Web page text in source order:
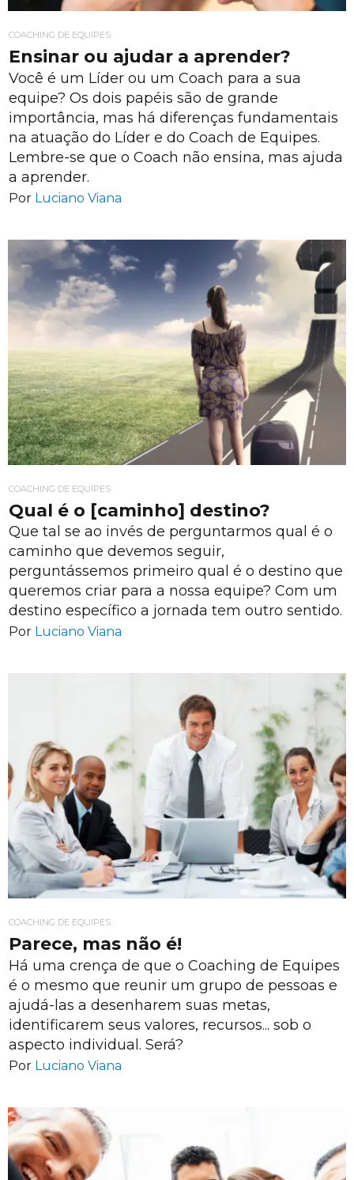
COACHING DE EQUIPES
Ensinar ou ajudar a aprender?
Você é um Líder ou um Coach para a sua
equipe? Os dois papéis são de grande
importância, mas há diferenças fundamentais
na atuação do Líder e do Coach de Equipes.
Lembre-se que o Coach não ensina, mas ajuda
a aprender.
Por Luciano Viana
COACHING DE EQUIPES
Qual é o [caminho] destino?
Que tal se ao invés de perguntarmos qual é o
caminho que devemos seguir,
perguntássemos primeiro qual é o destino que
queremos criar para a nossa equipe? Com um
destino específico a jornada tem outro sentido.
Por Luciano Viana
COACHING DE EQUIPES
Parece, mas não é!
Há uma crença de que o Coaching de Equipes
é o mesmo que reunir um grupo de pessoas e
ajudá-las a desenharem suas metas,
identificarem seus valores, recursos... sob o
aspecto individual. Será?
Por Luciano Viana